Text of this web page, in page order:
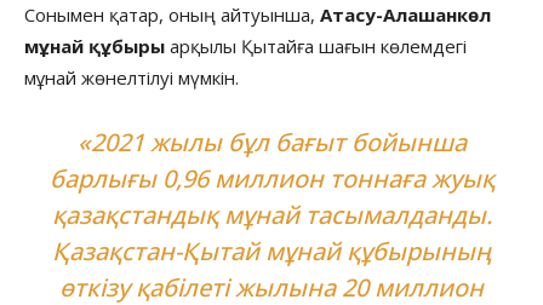
Сонымен қатар, оның айтуынша, Атасу-Алашанкөл
мұнай құбыры арқылы Қытайға шағын көлемдегі
мұнай жөнелтілуі мүмкін.
«2021 жылы бұл бағыт бойынша
барлығы 0,96 миллион тоннаға жуық
қазақстандық мұнай тасымалданды.
Қазақстан-Қытай мұнай құбырының
өткізу қабілеті жылына 20 миллион